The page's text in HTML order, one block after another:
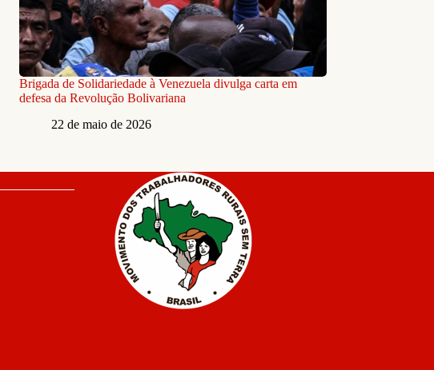
Brigada de Solidariedade à Venezuela divulga carta em
defesa da Revolução Bolivariana
22 de maio de 2026